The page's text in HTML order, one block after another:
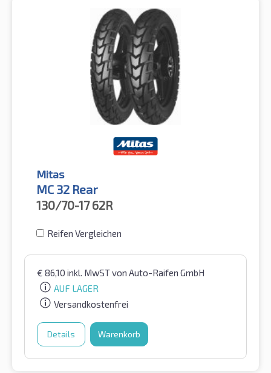
Mitas
MC 32 Rear
130/70-17 62R
Reifen Vergleichen
€ 86,10 inkl. MwSTvon Auto-Raifen GmbH
AUF LAGER
Versandkostenfrei
Details Warenkorb